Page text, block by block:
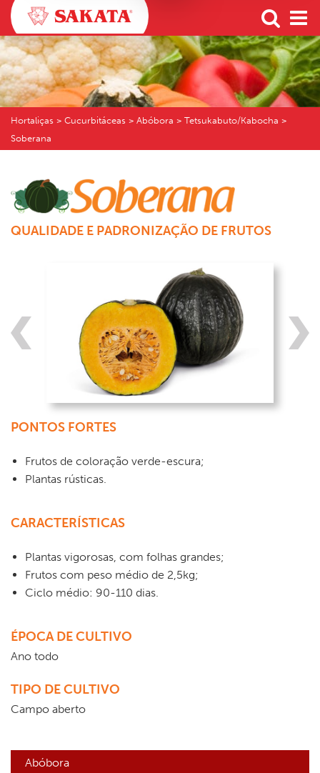
Hortaliças > Cucurbitáceas > Abóbora > Tetsukabuto/Kabocha >
Soberana
QUALIDADE E PADRONIZAÇÃO DE FRUTOS
PONTOS FORTES
Frutos de coloração verde-escura;
Plantas rústicas.
CARACTERÍSTICAS
Plantas vigorosas, com folhas grandes;
Frutos com peso médio de 2,5kg;
Ciclo médio: 90-110 dias.
ÉPOCA DE CULTIVO
Ano todo
TIPO DE CULTIVO
Campo aberto
Abóbora